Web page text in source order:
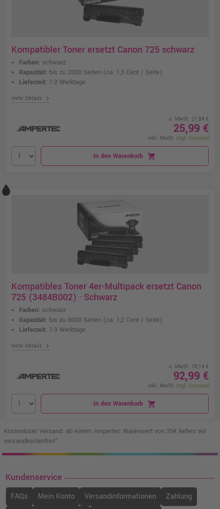
Kompatibler Toner ersetzt Canon 725 schwarz
Farben: schwarz
Kapazität: bis zu 2000 Seiten (ca. 1,3 Cent / Seite)
Lieferzeit: 1-2 Werktage
mehr Details chevron_right
o. MwSt. 21,84 €
25,99 €
inkl. MwSt. zzgl. Versand
In den Warenkorb shopping_cart
Kompatibles Toner 4er-Multipack ersetzt Canon
725 (3484B002) · Schwarz
Farben: schwarz
Kapazität: bis zu 8000 Seiten (ca. 1,2 Cent / Seite)
Lieferzeit: 1-3 Werktage
mehr Details chevron_right
o. MwSt. 78,14 €
92,99 €
inkl. MwSt. zzgl. Versand
In den Warenkorb shopping_cart
Kostenloser Versand: ab einem Ampertec Warenwert von 35€ liefern wir
versandkostenfrei!¹
Kundenservice
FAQs Mein Konto Versandinformationen
Zahlung